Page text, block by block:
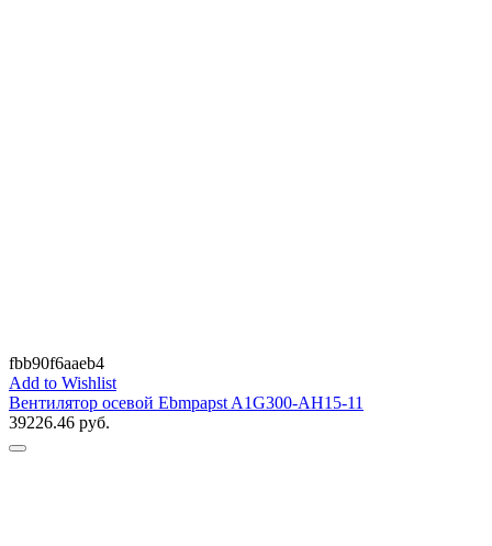
fbb90f6aaeb4
Add to Wishlist
Вентилятор осевой Ebmpapst A1G300-AH15-11
39226.46 руб.